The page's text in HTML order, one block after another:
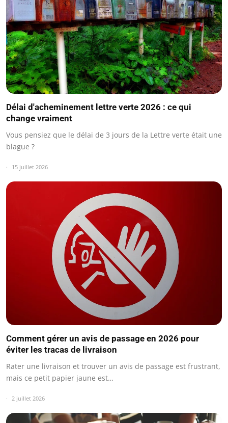
Délai d'acheminement lettre verte 2026 : ce qui
change vraiment
Vous pensiez que le délai de 3 jours de la Lettre verte était une
blague ?
15 juillet 2026
Comment gérer un avis de passage en 2026 pour
éviter les tracas de livraison
Rater une livraison et trouver un avis de passage est frustrant,
mais ce petit papier jaune est…
2 juillet 2026